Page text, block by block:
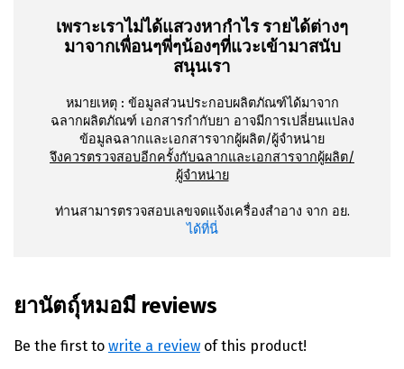
เพราะเราไม่ได้แสวงหากำไร รายได้ต่างๆ
มาจากเพื่อนๆพี่ๆน้องๆที่แวะเข้ามาสนับ
สนุนเรา
หมายเหตุ : ข้อมูลส่วนประกอบผลิตภัณฑ์ได้มาจาก
ฉลากผลิตภัณฑ์ เอกสารกำกับยา อาจมีการเปลี่ยนแปลง
ข้อมูลฉลากและเอกสารจากผู้ผลิต/ผู้จำหน่าย
จึงควรตรวจสอบอีกครั้งกับฉลากและเอกสารจากผู้ผลิต/
ผู้จำหน่าย
ท่านสามารตรวจสอบเลขจดแจ้งเครื่องสำอาง จาก อย.
ได้ที่นี่
ยานัตถุ์หมอมี reviews
Be the first to write a review of this product!